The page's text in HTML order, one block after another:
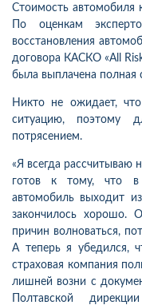
Стоимость автомобиля
По оценкам
восстановления
договора КАСКО «All
была выплачена полная
Никто не ожидает,
ситуацию, поэтому
потрясением.
«Я всегда рассчитываю
готов к тому, что в
автомобиль выходит
закончилось хорошо.
причин волноваться,
А теперь я убедился,
страховая компания
лишней возни с
Полтавской